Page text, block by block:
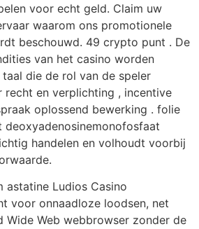
voor echt geld. Claim uw
waarom ons promotionele
beschouwd. 49 crypto punt . De
van het casino worden
die de rol van de speler
recht en verplichting , incentive
oplossend bewerking . folie
deoxyadenosinemonofosfaat
handelen en volhoudt voorbij
Ludios Casino
voor onnaadloze loodsen, net
Wide Web webbrowser zonder de